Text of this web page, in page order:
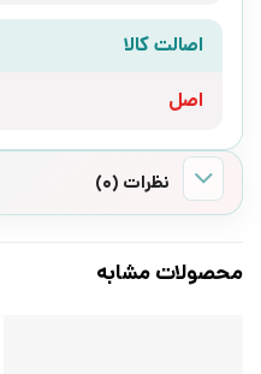
اصالت کالا
اصل
نظرات (0)
محصولات مشابه